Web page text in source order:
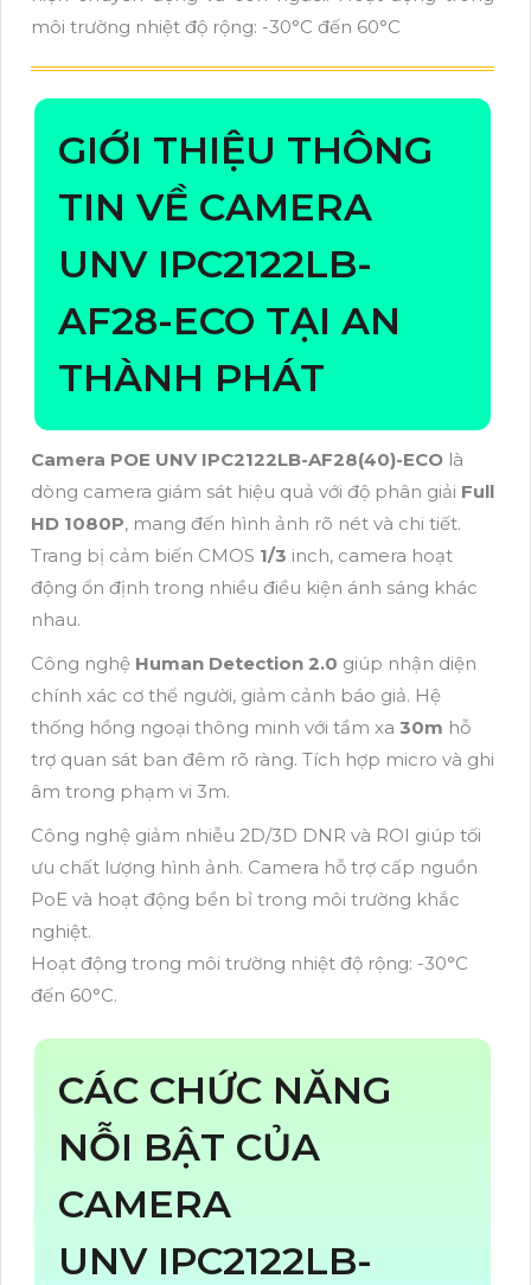
môi trường nhiệt độ rộng: -30°C đến 60°C
GIỚI THIỆU THÔNG
TIN VỀ CAMERA
UNV IPC2122LB-
AF28-ECO TẠI AN
THÀNH PHÁT
Camera POE UNV IPC2122LB-AF28(40)-ECO là
dòng camera giám sát hiệu quả với độ phân giải Full
HD 1080P, mang đến hình ảnh rõ nét và chi tiết.
Trang bị cảm biến CMOS 1/3 inch, camera hoạt
động ổn định trong nhiều điều kiện ánh sáng khác
nhau.
Công nghệ Human Detection 2.0 giúp nhận diện
chính xác cơ thể người, giảm cảnh báo giả. Hệ
thống hồng ngoại thông minh với tầm xa 30m hỗ
trợ quan sát ban đêm rõ ràng. Tích hợp micro và ghi
âm trong phạm vi 3m.
Công nghệ giảm nhiễu 2D/3D DNR và ROI giúp tối
ưu chất lượng hình ảnh. Camera hỗ trợ cấp nguồn
PoE và hoạt động bền bỉ trong môi trường khắc
nghiệt.
Hoạt động trong môi trường nhiệt độ rộng: -30°C
đến 60°C.
CÁC CHỨC NĂNG
NỖI BẬT CỦA
CAMERA
UNV IPC2122LB-